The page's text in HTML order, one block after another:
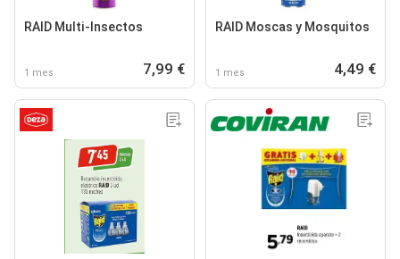
RAID Multi-Insectos
1 mes 7,99 €
RAID Moscas y Mosquitos
1 mes 4,49 €